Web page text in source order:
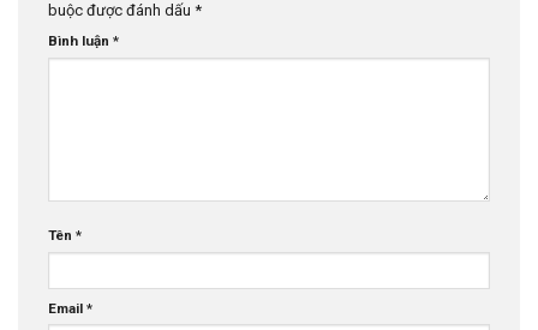
buộc được đánh dấu *
Bình luận *
Tên *
Email *